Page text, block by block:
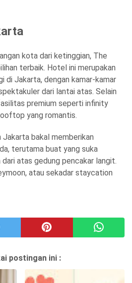
kota dari ketinggian, The
terbaik. Hotel ini merupakan
di Jakarta, dengan kamar-kamar
dari lantai atas. Selain
premium seperti infinity
yang romantis.
bakal memberikan
terutama buat yang suka
atas gedung pencakar langit.
atau sekadar staycation
postingan ini :